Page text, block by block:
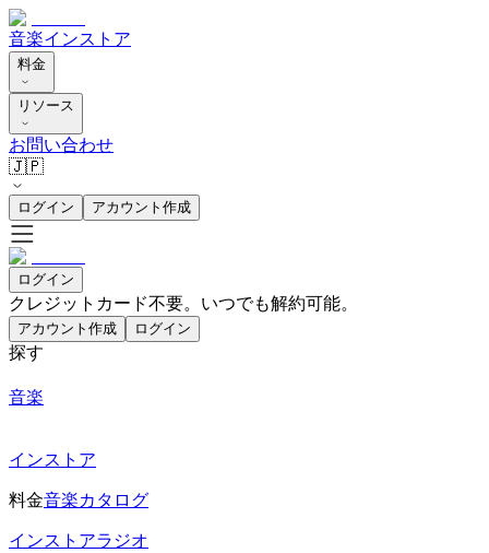
音楽インストア
料金
リソース
お問い合わせ
🇯🇵
ログイン アカウント作成
ログイン
クレジットカード不要。いつでも解約可能。
アカウント作成 ログイン
探す
音楽
インストア
料金音楽カタログ
インストアラジオ